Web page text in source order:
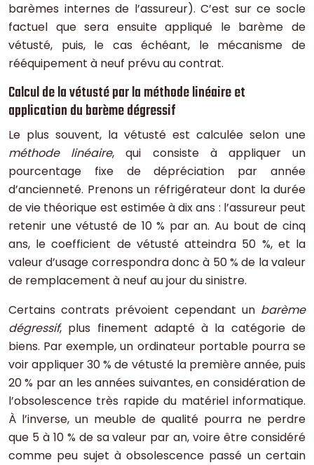
barèmes internes de l’assureur). C’est sur ce socle
factuel que sera ensuite appliqué le barème de
vétusté, puis, le cas échéant, le mécanisme de
rééquipement à neuf prévu au contrat.
Calcul de la vétusté par la méthode linéaire et
application du barème dégressif
Le plus souvent, la vétusté est calculée selon une
méthode linéaire, qui consiste à appliquer un
pourcentage fixe de dépréciation par année
d’ancienneté. Prenons un réfrigérateur dont la durée
de vie théorique est estimée à dix ans : l’assureur peut
retenir une vétusté de 10 % par an. Au bout de cinq
ans, le coefficient de vétusté atteindra 50 %, et la
valeur d’usage correspondra donc à 50 % de la valeur
de remplacement à neuf au jour du sinistre.
Certains contrats prévoient cependant un barème
dégressif, plus finement adapté à la catégorie de
biens. Par exemple, un ordinateur portable pourra se
voir appliquer 30 % de vétusté la première année, puis
20 % par an les années suivantes, en considération de
l’obsolescence très rapide du matériel informatique.
À l’inverse, un meuble de qualité pourra ne perdre
que 5 à 10 % de sa valeur par an, voire être considéré
comme peu sujet à obsolescence passé un certain